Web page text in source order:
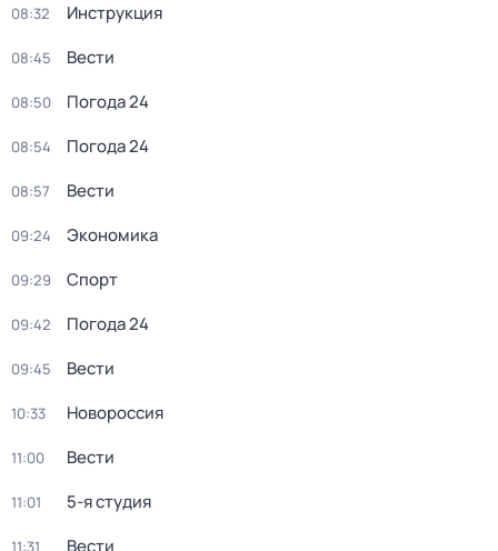
08:32 Инструкция
08:45 Вести
08:50 Погода 24
08:54 Погода 24
08:57 Вести
09:24 Экономика
09:29 Спорт
09:42 Погода 24
09:45 Вести
10:33 Новороссия
11:00 Вести
11:01 5-я студия
11:31 Вести